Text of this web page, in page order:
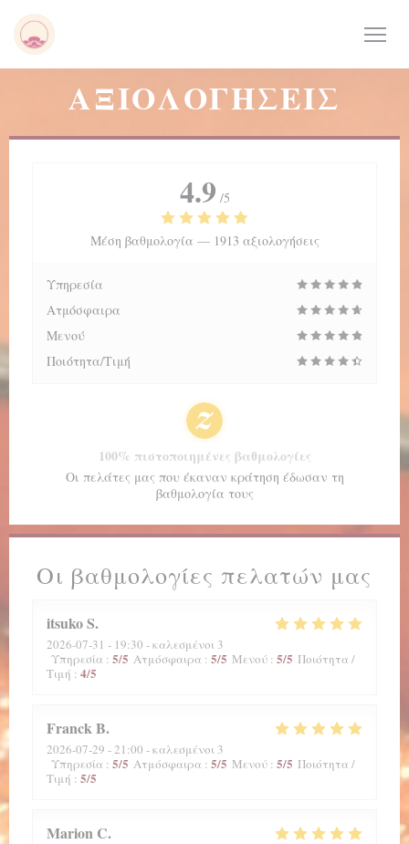
ΑΞΙΟΛΟΓΉΣΕΙΣ
Οι βαθμολογίες πελατών μας
itsukoS
2026-07-31 - 19:30 - καλεσμένοι 3
Υπηρεσία : 5/5 Ατμόσφαιρα : 5/5 Μενού : 5/5 Ποιότητα /
Τιμή : 4/5
FranckB
2026-07-29 - 21:00 - καλεσμένοι 3
Υπηρεσία : 5/5 Ατμόσφαιρα : 5/5 Μενού : 5/5 Ποιότητα /
Τιμή : 5/5
Marion C
4.9 /5
Μέση βαθμολογία — 1913 αξιολογήσεις
Υπηρεσία
Ατμόσφαιρα
Μενού
Ποιότητα/Τιμή
100% πιστοποιημένες βαθμολογίες
Οι πελάτες μας που έκαναν κράτηση έδωσαν τη
βαθμολογία τους